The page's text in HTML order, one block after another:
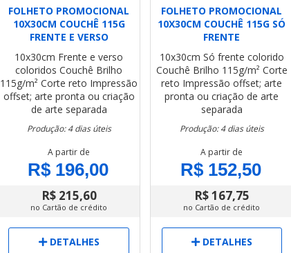
FOLHETO PROMOCIONAL
10X30CM COUCHÊ 115G
FRENTE E VERSO
10x30cm Frente e verso
coloridos Couchê Brilho
115g/m² Corte reto Impressão
offset; arte pronta ou criação
de arte separada
Produção: 4 dias úteis
A partir de
R$ 196,00
R$ 215,60
no Cartão de crédito
DETALHES
FOLHETO PROMOCIONAL
10X30CM COUCHÊ 115G SÓ
FRENTE
10x30cm Só frente colorido
Couchê Brilho 115g/m² Corte
reto Impressão offset; arte
pronta ou criação de arte
separada
Produção: 4 dias úteis
A partir de
R$ 152,50
R$ 167,75
no Cartão de crédito
DETALHES